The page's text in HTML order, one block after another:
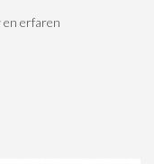
en erfaren